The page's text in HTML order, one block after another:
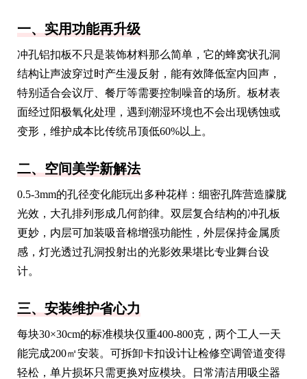
一、实用功能再升级
冲孔铝扣板不只是装饰材料那么简单，它的蜂窝状孔洞
结构让声波穿过时产生漫反射，能有效降低室内回声，
特别适合会议厅、餐厅等需要控制噪音的场所。板材表
面经过阳极氧化处理，遇到潮湿环境也不会出现锈蚀或
变形，维护成本比传统吊顶低60%以上。
二、空间美学新解法
0.5-3mm的孔径变化能玩出多种花样：细密孔阵营造朦胧
光效，大孔排列形成几何韵律。双层复合结构的冲孔板
更妙，内层可加装吸音棉增强功能性，外层保持金属质
感，灯光透过孔洞投射出的光影效果堪比专业舞台设
计。
三、安装维护省心力
每块30×30cm的标准模块仅重400-800克，两个工人一天
能完成200㎡安装。可拆卸卡扣设计让检修空调管道变得
轻松，单片损坏只需更换对应模块。日常清洁用吸尘器